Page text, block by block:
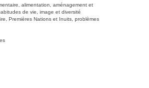
alimentation, aménagement et
de vie, image et diversité
Premières Nations et Inuits, problèmes